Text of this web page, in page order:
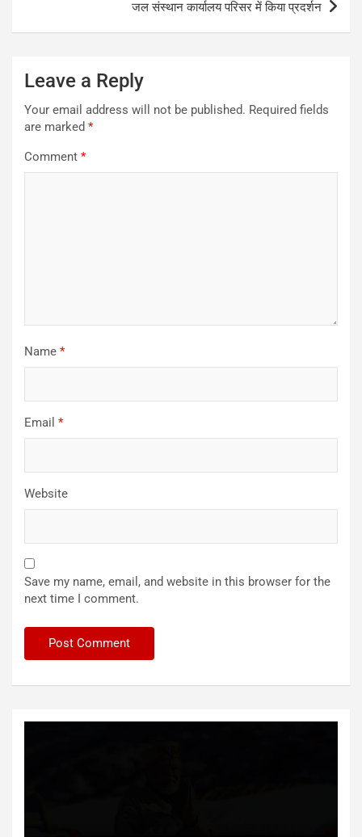
जल संस्थान कार्यालय परिसर में किया प्रदर्शन
Leave a Reply
Your email address will not be published. Required fields
are marked *
Comment *
Name *
Email *
Website
Save my name, email, and website in this browser for the
next time I comment.